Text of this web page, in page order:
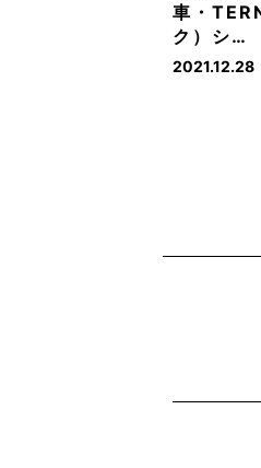
車・
ク）シ…
2021.12.28